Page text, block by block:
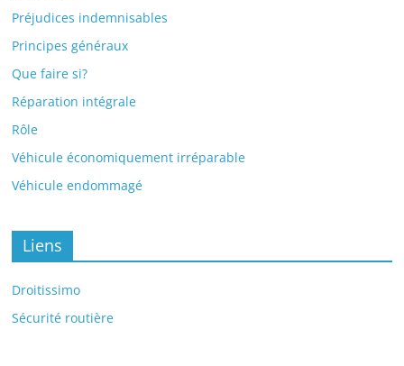
Préjudices indemnisables
Principes généraux
Que faire si?
Réparation intégrale
Rôle
Véhicule économiquement irréparable
Véhicule endommagé
Liens
Droitissimo
Sécurité routière